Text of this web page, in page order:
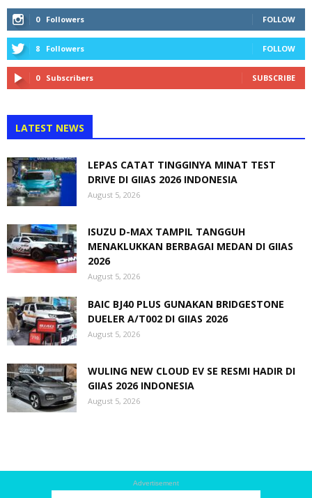
0 Followers FOLLOW
8 Followers FOLLOW
0 Subscribers SUBSCRIBE
LATEST NEWS
LEPAS CATAT TINGGINYA MINAT TEST
DRIVE DI GIIAS 2026 INDONESIA
August 5, 2026
ISUZU D-MAX TAMPIL TANGGUH
MENAKLUKKAN BERBAGAI MEDAN DI GIIAS
2026
August 5, 2026
BAIC BJ40 PLUS GUNAKAN BRIDGESTONE
DUELER A/T002 DI GIIAS 2026
August 5, 2026
WULING NEW CLOUD EV SE RESMI HADIR DI
GIIAS 2026 INDONESIA
August 5, 2026
Advertisement